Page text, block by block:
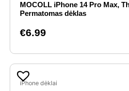
MOCOLL iPhone 14 Pro Max,
Permatomas dėklas
€6.99
iPhone dėklaiprice